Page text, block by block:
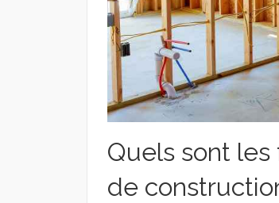
Quels sont
de